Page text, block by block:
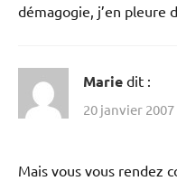
démagogie, j’en pleure
Marie dit :
20 janvier 2007
Mais vous vous rendez